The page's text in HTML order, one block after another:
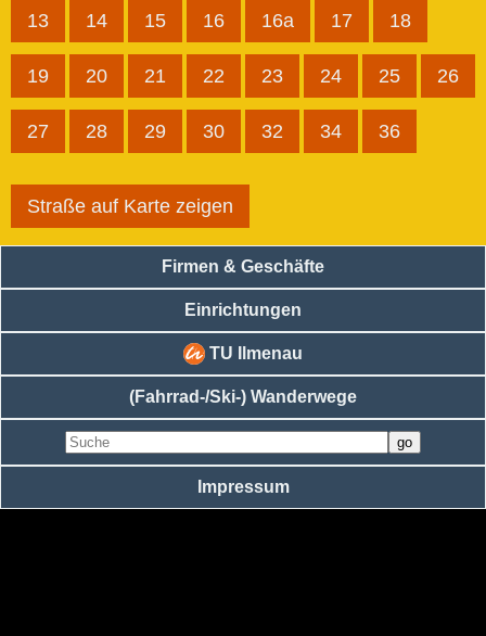
13 14 15 16 16a 17 18
19 20 21 22 23 24 25 26
27 28 29 30 32 34 36
Straße auf Karte zeigen
Firmen & Geschäfte
Einrichtungen
TU Ilmenau
(Fahrrad-/Ski-) Wanderwege
Impressum